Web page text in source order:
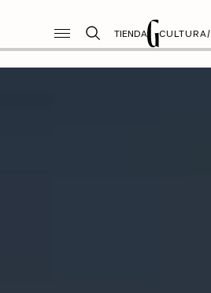
TIENDA CULTURA/